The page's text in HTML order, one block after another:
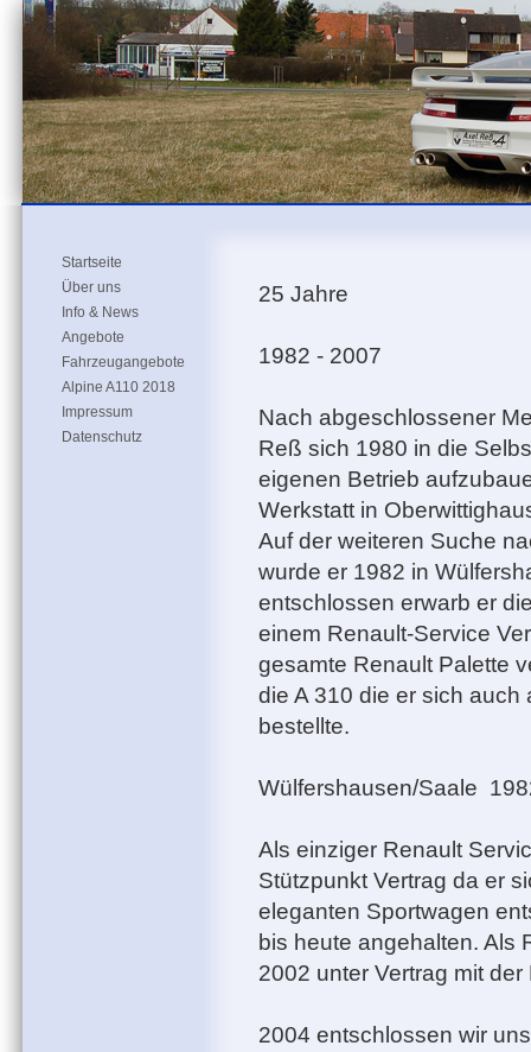
Startseite
Über uns
Info & News
Angebote
Fahrzeugangebote
Alpine A110 2018
Impressum
Datenschutz
25 Jahre
1982 - 2007
Nach abgeschlossener
Reß sich 1980 in die
eigenen Betrieb
Werkstatt in
Auf der weiteren Suche
wurde er 1982 in
entschlossen erwarb er
einem Renault-Service
gesamte Renault Palette
die A 310 die er sich
bestellte.
Wülfershausen/Saale
Als einziger Renault
Stützpunkt Vertrag da er
eleganten Sportwagen
bis heute angehalten. Als
2002 unter Vertrag mit
2004 entschlossen wir